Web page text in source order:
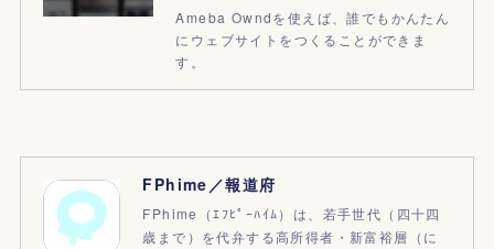
Ameba Owndを使えば、誰でもかんたん
にウェブサイトをつくることができま
す。
FPhime／報道府
FPhime（ｴﾌﾋﾟｰﾊｲﾑ）は、若手世代（四十四
歳まで）を代弁する高所得者・新富裕層（に